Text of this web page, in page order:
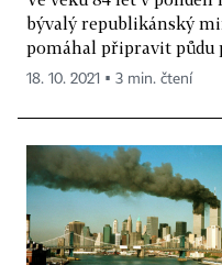
bývalý republikánský
pomáhal připravit půdu
18. 10. 2021 ▪ 3 min. čtení